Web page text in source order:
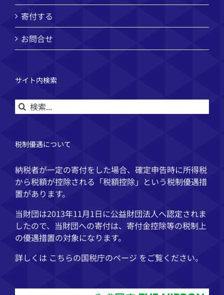
寄付する
お問合せ
サイト内検索
検
索
税制優遇について
納税者が一定の寄付をした場合、確定申告時に所得税
から税額が控除される「税額控除」という税制優遇措
置があります。
当財団は2013年11月1日に公益財団法人へ認定されま
したので、当財団への寄付は、寄付金控除等の税制上
の優遇措置の対象になります。
詳しくは こちらの国税庁のページ をご覧ください。